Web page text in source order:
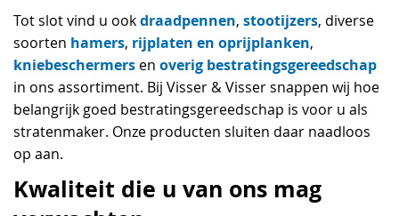
Tot slot vind u ookdraadpennen, stootijzers, diverse
soorten hamers, rijplaten en oprijplanken,
kniebeschermers en overig bestratingsgereedschap
in ons assortiment. Bij Visser & Visser snappen wij hoe
belangrijk goed bestratingsgereedschap is voor u als
stratenmaker. Onze producten sluiten daar naadloos
op aan.
Kwaliteit die u van ons mag